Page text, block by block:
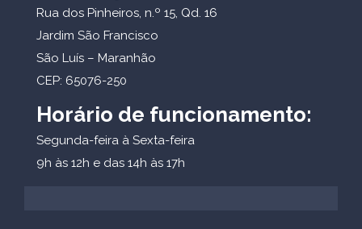
Rua dos Pinheiros, n.º 15, Qd. 16
Jardim São Francisco
São Luís – Maranhão
CEP: 65076-250
Horário de funcionamento:
Segunda-feira à Sexta-feira
9h às 12h e das 14h às 17h